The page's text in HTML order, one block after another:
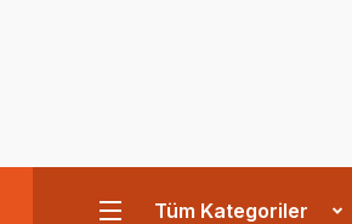
Tüm Kategoriler